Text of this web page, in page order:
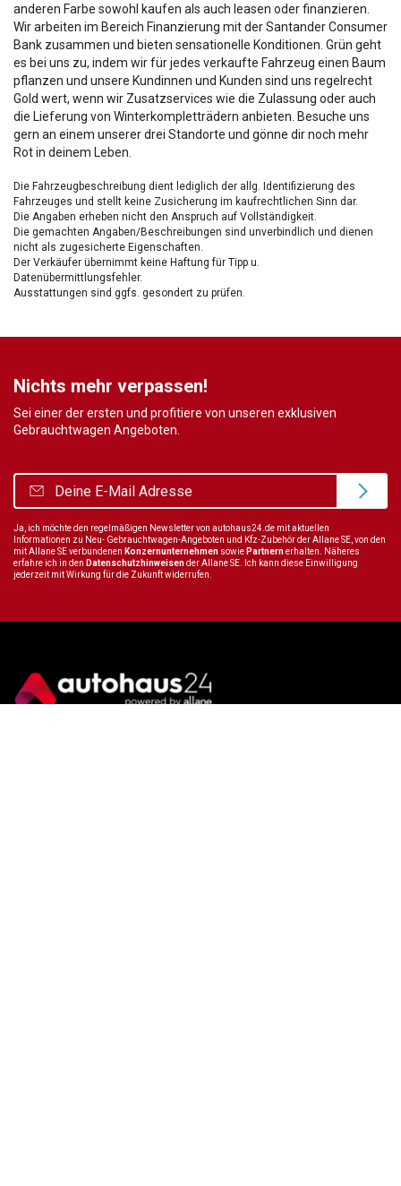
anderen Farbe sowohl kaufen als auch leasen oder finanzieren.
Wir arbeiten im Bereich Finanzierung mit der Santander Consumer
Bank zusammen und bieten sensationelle Konditionen. Grün geht
es bei uns zu, indem wir für jedes verkaufte Fahrzeug einen Baum
pflanzen und unsere Kundinnen und Kunden sind uns regelrecht
Gold wert, wenn wir Zusatzservices wie die Zulassung oder auch
die Lieferung von Winterkompletträdern anbieten. Besuche uns
gern an einem unserer drei Standorte und gönne dir noch mehr
Rot in deinem Leben.
Die Fahrzeugbeschreibung dient lediglich der allg. Identifizierung des
Fahrzeuges und stellt keine Zusicherung im kaufrechtlichen Sinn dar.
Die Angaben erheben nicht den Anspruch auf Vollständigkeit.
Die gemachten Angaben/Beschreibungen sind unverbindlich und dienen
nicht als zugesicherte Eigenschaften.
Der Verkäufer übernimmt keine Haftung für Tipp u.
Datenübermittlungsfehler.
Ausstattungen sind ggfs. gesondert zu prüfen.
Nichts mehr verpassen!
Sei einer der ersten und profitiere von unseren exklusiven
Gebrauchtwagen Angeboten.
Ja, ich möchte den regelmäßigen Newsletter von autohaus24.de mit aktuellen
Informationen zu Neu- Gebrauchtwagen-Angeboten und Kfz-Zubehör der Allane SE, von den
mit Allane SE verbundenen Konzernunternehmen sowie Partnernerhalten. Näheres
erfahre ich in den Datenschutzhinweisender Allane SE. Ich kann diese Einwilligung
jederzeit mit Wirkung für die Zukunft widerrufen.